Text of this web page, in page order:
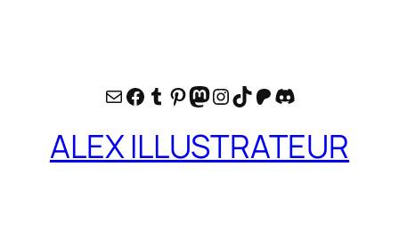
E-mailFacebook
Tumblr
Pinterest
Mastodon
Instagram
TikTok
Patreon
Discord
ALEX ILLUSTRATEUR